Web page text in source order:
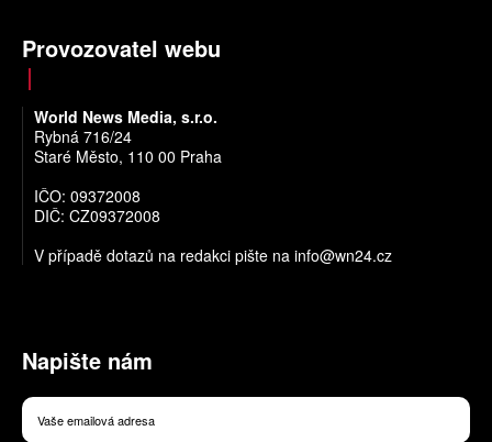
Provozovatel webu
World News Media, s.r.o.
Rybná 716/24
Staré Město, 110 00 Praha
IČO: 09372008
DIČ: CZ09372008
V případě dotazů na redakci pište na info@wn24.cz
Napište nám